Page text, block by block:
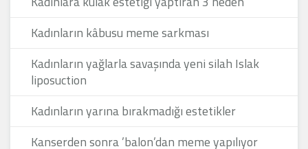
Kadınların kâbusu meme sarkması
Kadınların yağlarla savaşında yeni silah Islak
liposuction
Kadınların yarına bırakmadığı estetikler
Kanserden sonra ’balon’dan meme yapılıyor